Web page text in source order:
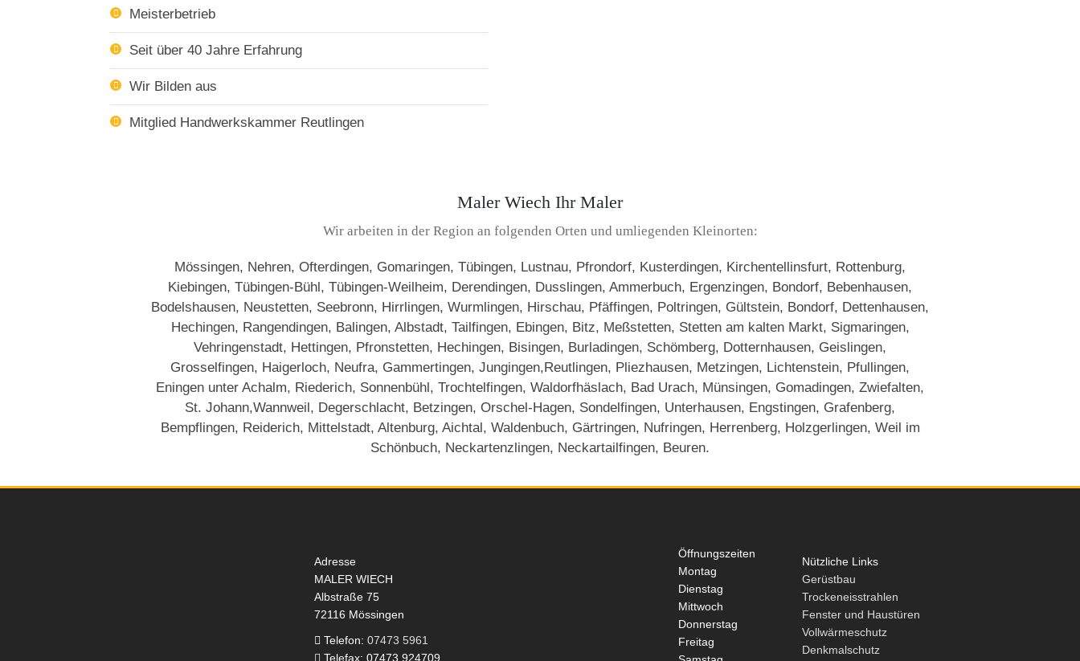
Meisterbetrieb
Seit über 40 Jahre Erfahrung
Wir Bilden aus
Mitglied Handwerkskammer Reutlingen
Maler Wiech Ihr Maler
Wir arbeiten in der Region an folgenden Orten und umliegenden Kleinorten:
Mössingen, Nehren, Ofterdingen, Gomaringen, Tübingen, Lustnau, Pfrondorf, Kusterdingen, Kirchentellinsfurt, Rottenburg,
Kiebingen, Tübingen-Bühl, Tübingen-Weilheim, Derendingen, Dusslingen, Ammerbuch, Ergenzingen, Bondorf, Bebenhausen,
Bodelshausen, Neustetten, Seebronn, Hirrlingen, Wurmlingen, Hirschau, Pfäffingen, Poltringen, Gültstein, Bondorf, Dettenhausen,
Hechingen, Rangendingen, Balingen, Albstadt, Tailfingen, Ebingen, Bitz, Meßstetten, Stetten am kalten Markt, Sigmaringen,
Vehringenstadt, Hettingen, Pfronstetten, Hechingen, Bisingen, Burladingen, Schömberg, Dotternhausen, Geislingen,
Grosselfingen, Haigerloch, Neufra, Gammertingen, Jungingen,Reutlingen, Pliezhausen, Metzingen, Lichtenstein, Pfullingen,
Eningen unter Achalm, Riederich, Sonnenbühl, Trochtelfingen, Waldorfhäslach, Bad Urach, Münsingen, Gomadingen, Zwiefalten,
St. Johann,Wannweil, Degerschlacht, Betzingen, Orschel-Hagen, Sondelfingen, Unterhausen, Engstingen, Grafenberg,
Bempflingen, Reiderich, Mittelstadt, Altenburg, Aichtal, Waldenbuch, Gärtringen, Nufringen, Herrenberg, Holzgerlingen, Weil im
Schönbuch, Neckartenzlingen, Neckartailfingen, Beuren.
Adresse
MALER WIECH
Albstraße 75
72116 Mössingen
Telefon: 07473 5961
Telefax: 07473 924709
Öffnungszeiten
Montag
Dienstag
Mittwoch
Donnerstag
Freitag
Nützliche Links
Gerüstbau
Trockeneisstrahlen
Fenster und Haustüren
Vollwärmeschutz
Denkmalschutz